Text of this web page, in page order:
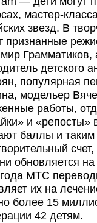
мастер-
звезд. В
признанные
Грамматиков,
детского
популярная
модельер
работы,
и «репосты»
баллы и
обновляется
МТС
их на
более 15
42 детям.